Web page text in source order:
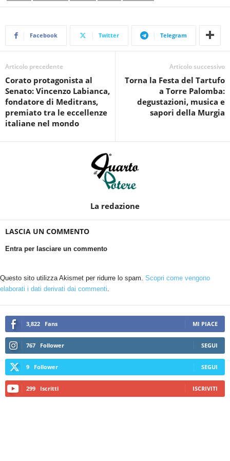
Facebook Twitter Telegram
Articolo precedente
Corato protagonista al
Senato: Vincenzo Labianca,
fondatore di Meditrans,
premiato tra le eccellenze
italiane nel mondo
Articolo successivo
Torna la Festa del Tartufo
a Torre Palomba:
degustazioni, musica e
sapori della Murgia
La redazione
LASCIA UN COMMENTO
Entra per lasciare un commento
Questo sito utilizza Akismet per ridurre lo spam. Scopri come vengono
elaborati i dati derivati dai commenti
3,822 Fans MI PIACE
767 Follower SEGUI
9 Follower SEGUI
299 Iscritti ISCRIVITI